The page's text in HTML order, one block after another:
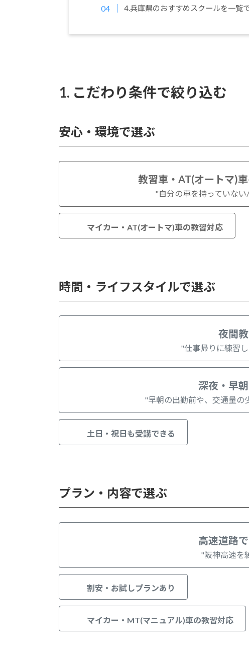
4.兵庫県のおすすめスクールを一覧
1. こだわり条件で絞り込む
安心・環境で選ぶ
教習車・AT(オートマ)
"自分の車を持っていな
マイカー・AT(オートマ)車の教習対応
時間・ライフスタイルで選ぶ
夜間
"仕事帰りに練習
深夜・早
"早朝の出勤前や、交通量の
土日・祝日も受講できる
プラン・内容で選ぶ
高速道路
"阪神高速を
割安・お試しプランあり
マイカー・MT(マニュアル)車の教習対応